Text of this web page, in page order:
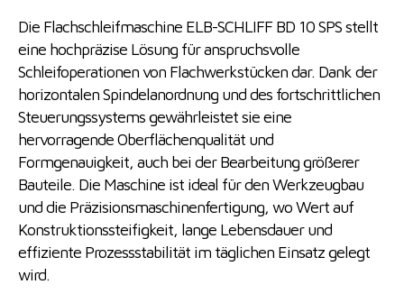
Die Flachschleifmaschine ELB-SCHLIFF BD 10 SPS stellt
eine hochpräzise Lösung für anspruchsvolle
Schleifoperationen von Flachwerkstücken dar. Dank der
horizontalen Spindelanordnung und des fortschrittlichen
Steuerungssystems gewährleistet sie eine
hervorragende Oberflächenqualität und
Formgenauigkeit, auch bei der Bearbeitung größerer
Bauteile. Die Maschine ist ideal für den Werkzeugbau
und die Präzisionsmaschinenfertigung, wo Wert auf
Konstruktionssteifigkeit, lange Lebensdauer und
effiziente Prozessstabilität im täglichen Einsatz gelegt
wird.